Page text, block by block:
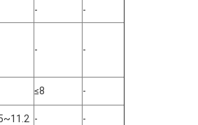
- -
- -
≤8 -
- -